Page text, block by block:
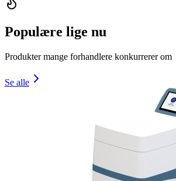
Populære lige nu
Produkter mange forhandlere konkurrerer om
Se alle